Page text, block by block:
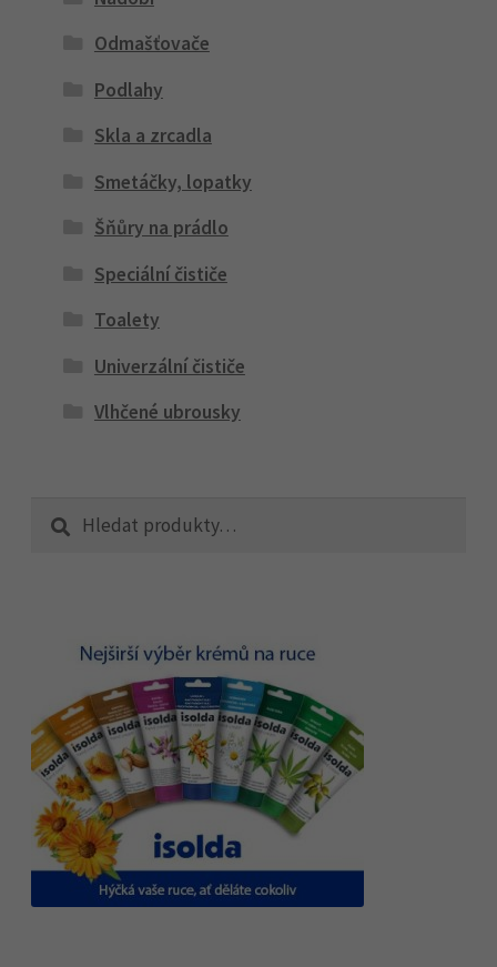
Odmašťovače
Podlahy
Skla a zrcadla
Smetáčky, lopatky
Šňůry na prádlo
Speciální čističe
Toalety
Univerzální čističe
Vlhčené ubrousky
Hledat:
Hledat